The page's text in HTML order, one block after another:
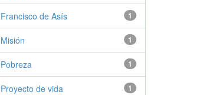
1
Francisco de Asís
1
Misión
1
Pobreza
1
Proyecto de vida